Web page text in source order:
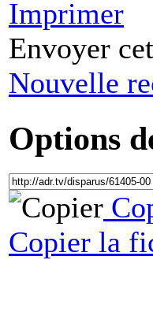
Imprimer
Envoyer
Nouvelle
Options
Copier la